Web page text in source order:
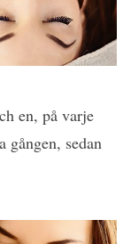
en, på varje
sedan